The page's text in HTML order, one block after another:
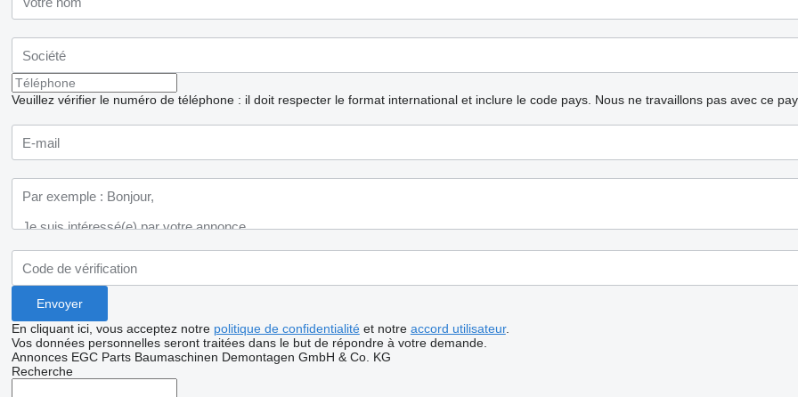
Veuillez vérifier le numéro de téléphone : il doit respecter le format international et inclure le code pays. Nous ne travaillons pas avec ce
En cliquant ici, vous acceptez notre politique de confidentialitéet notre accord utilisateur.
Vos données personnelles seront traitées dans le but de répondre à votre demande.
Annonces EGC Parts Baumaschinen Demontagen GmbH & Co. KG
Recherche